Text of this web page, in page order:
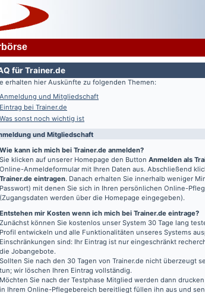
für Trainer.de
erhalten hier Auskünfte zu folgenden Themen:
Anmeldung und Mitgliedschaft
Eintrag bei Trainer.de
Was sonst noch wichtig ist
und Mitgliedschaft
Wie kann ich mich bei Trainer.de anmelden?
Sie klicken auf unserer Homepage den Button Anmelden als
Online-Anmeldeformular mit Ihren Daten aus. Abschließend
Trainer.de eintragen. Danach erhalten Sie innerhalb weniger
Passwort) mit denen Sie sich in Ihren persönlichen Online-
(Zugangsdaten werden über die Homepage eingegeben).
Entstehen mir Kosten wenn ich mich bei Trainer.de eintrage?
Zunächst können Sie kostenlos unser System 30 Tage lang
Profil entwickeln und alle Funktionalitäten unseres Systems
Einschränkungen sind: Ihr Eintrag ist nur eingeschränkt
die Jobangebote.
Sollten Sie nach den 30 Tagen von Trainer.de nicht überzeugt
tun; wir löschen Ihren Eintrag vollständig.
Möchten Sie nach der Testphase Mitglied werden dann
in Ihrem Online-Pflegebereich bereitliegt füllen ihn aus und